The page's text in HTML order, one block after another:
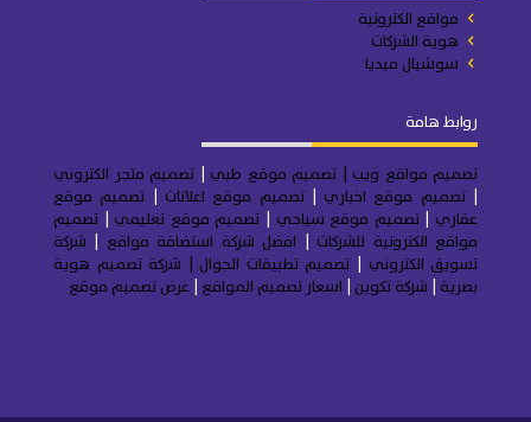
مواقع الكترونية
هوية الشركات
سوشيال ميديا
روابط هامة
تصميم مواقع ويب | تصميم موقع طبي | تصميم متجر الكتروني
|تصميم موقع اخباري |تصميم موقع اعلانات | تصميم موقع
عقاري |تصميم موقع سياحي | تصميم موقع تعليمي | تصميم
مواقع الكترونية للشركات | افضل شركة استضافة مواقع | شركة
تسويق الكتروني | تصميم تطبيقات الجوال | شركة تصميم هوية
بصرية | شركة تكوين | اسعار تصميم المواقع |عرض تصميم موقع